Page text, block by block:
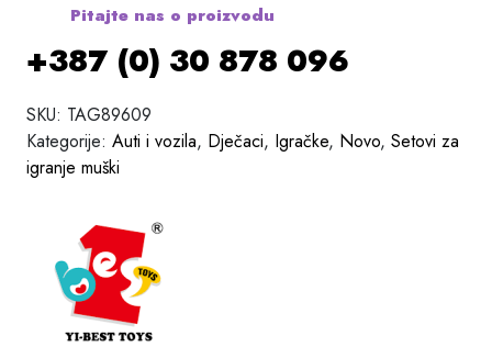
Pitajte nas o proizvodu
+387 (0) 30 878 096
SKU: TAG89609
Kategorije: Auti i vozila, Dječaci, Igračke, Novo, Setovi za
igranje muški